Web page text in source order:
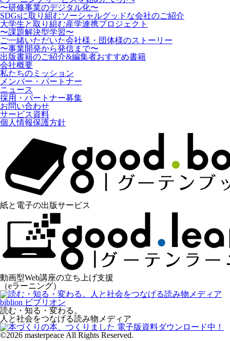
〜研修事業のデジタル化〜
SDGsに取り組むソーシャルグッドな会社のご紹介
大学生と取り組む産学連携プロジェクト
〜課題解決型学習〜
ご一緒いただいた会社様・団体様のストーリー
〜事業開発から発信まで〜
出版書籍のご紹介&編集者おすすめ書籍
会社概要
私たちのミッション
メンバー・パートナー
ニュース
採用・パートナー募集
お問い合わせ
サービス資料
個人情報保護方針
紙と電子の出版サービス
動画型Web講座の立ち上げ支援
（eラーニング）
読む・知る・変わる。
人と社会をつなげる読み物メディア
©2026 masterpeace All Rights Reserved.